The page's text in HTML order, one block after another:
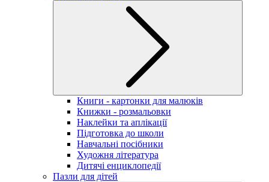
Книги - картонки для малюків
Книжки - розмальовки
Наклейки та аплікації
Підготовка до школи
Навчальні посібники
Художня література
Дитячі енциклопедії
Пазли для дітей